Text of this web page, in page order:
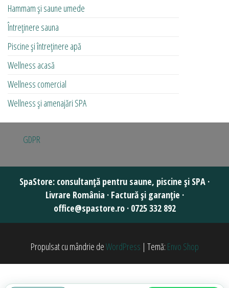
Hammam și saune umede
Întreținere sauna
Piscine și întreținere apă
Wellness acasă
Wellness comercial
Wellness și amenajări SPA
GDPR
Propulsat cu mândrie deWordPress | Temă: Envo Shop